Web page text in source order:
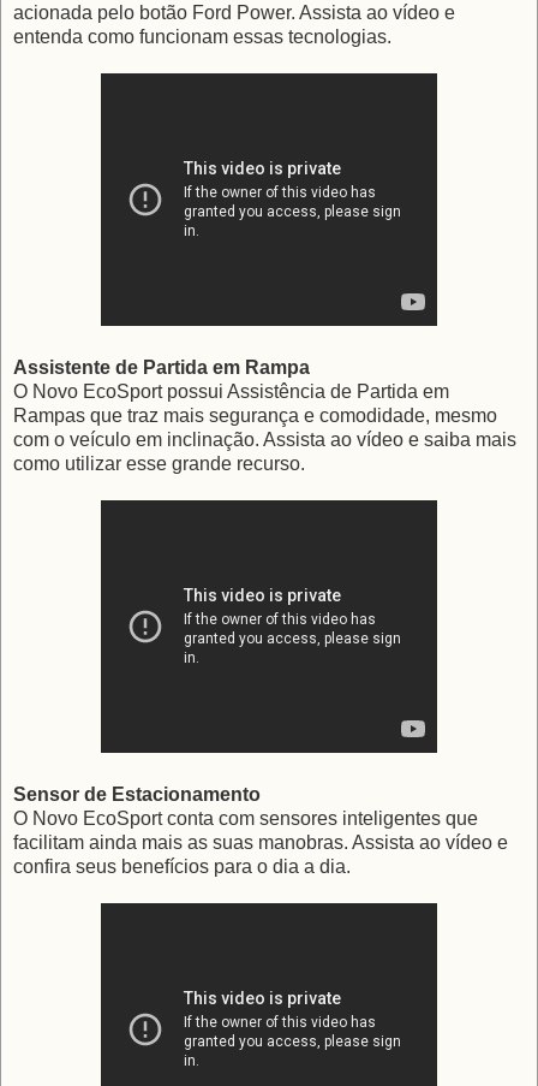
acionada pelo botão Ford Power. Assista ao vídeo e
entenda como funcionam essas tecnologias.
Assistente de Partida em Rampa
O Novo EcoSport possui Assistência de Partida em
Rampas que traz mais segurança e comodidade, mesmo
com o veículo em inclinação. Assista ao vídeo e saiba mais
como utilizar esse grande recurso.
Sensor de Estacionamento
O Novo EcoSport conta com sensores inteligentes que
facilitam ainda mais as suas manobras. Assista ao vídeo e
confira seus benefícios para o dia a dia.